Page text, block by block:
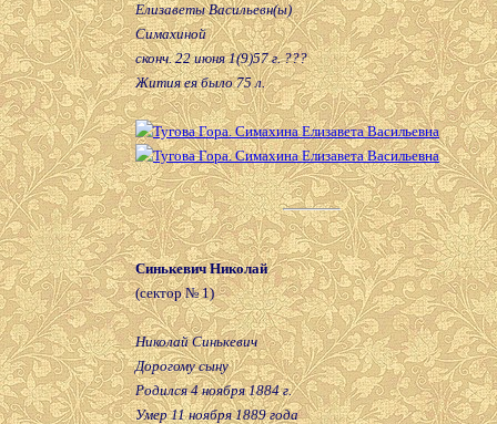
Елизаветы Васильевн(ы)
Симахиной
сконч. 22 июня 1(9)57 г. ???
Жития ея было 75 л.
Синькевич Николай
(сектор № 1)
Николай Синькевич
Дорогому сыну
Родился 4 ноября 1884 г.
Умер 11 ноября 1889 года